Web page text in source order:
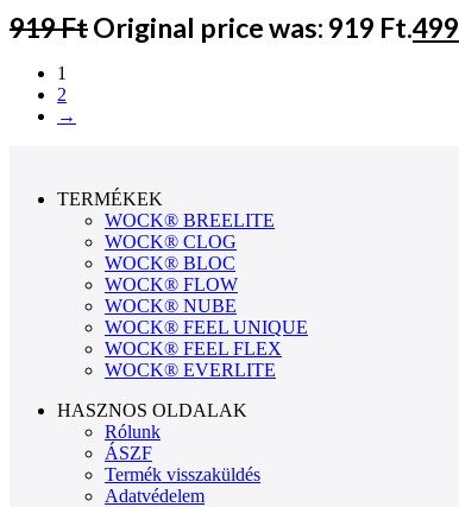
919FtOriginal price was: 919 Ft.499
1
2
→
TERMÉKEK
WOCK® BREELITE
WOCK® CLOG
WOCK® BLOC
WOCK® FLOW
WOCK® NUBE
WOCK® FEEL UNIQUE
WOCK® FEEL FLEX
WOCK® EVERLITE
HASZNOS OLDALAK
Rólunk
ÁSZF
Termék visszaküldés
Adatvédelem